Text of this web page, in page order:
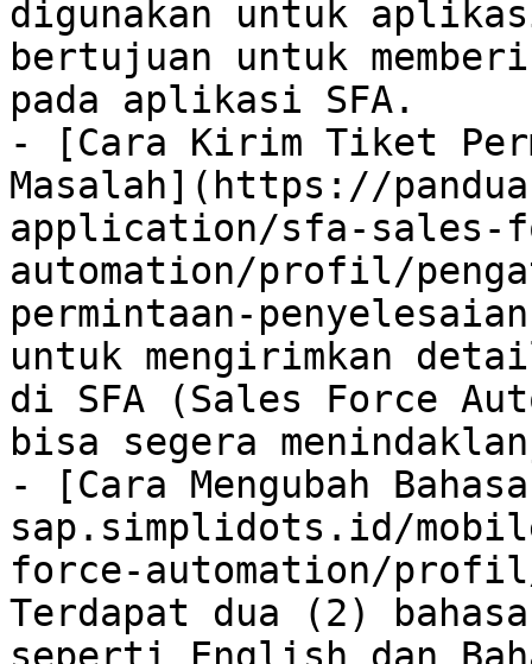
digunakan untuk
bertujuan untuk
pada aplikasi SFA.
- [Cara Kirim Tiket
Masalah](https://
application/sfa-sales-
automation/profil/
permintaan-
untuk mengirimkan
di SFA (Sales Force
bisa segera
- [Cara Mengubah
sap.simplidots.id/
force-automation/profil/
Terdapat dua (2)